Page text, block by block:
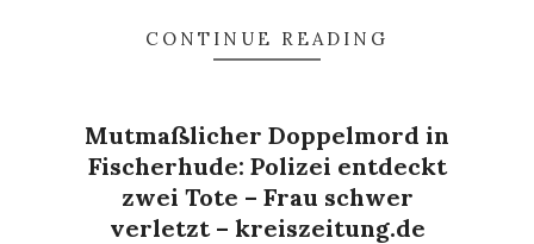
CONTINUE READING
Mutmaßlicher Doppelmord in
Fischerhude: Polizei entdeckt
zwei Tote – Frau schwer
verletzt – kreiszeitung.de